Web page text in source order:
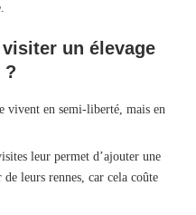
un élevage
?
vivent en semi-liberté, mais en
leur permet d’ajouter une
de leurs rennes, car cela coûte